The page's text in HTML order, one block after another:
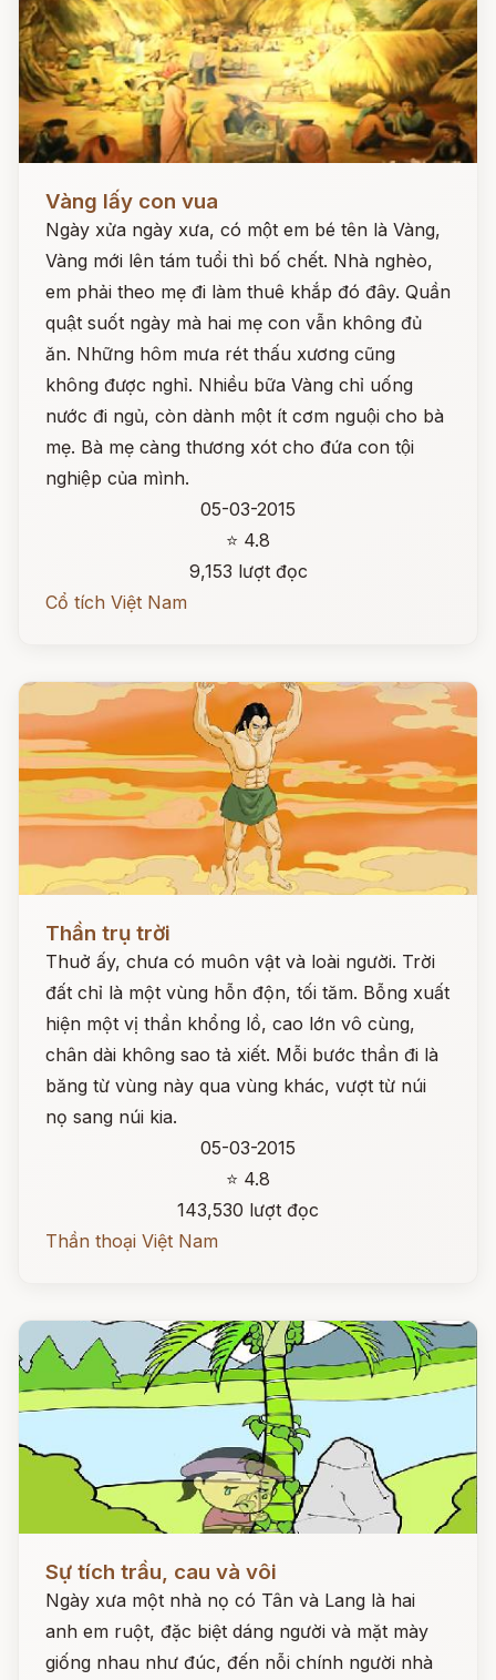
Vàng lấy con vua
Ngày xửa ngày xưa, có một em bé tên là Vàng,
Vàng mới lên tám tuổi thì bố chết. Nhà nghèo,
em phải theo mẹ đi làm thuê khắp đó đây. Quần
quật suốt ngày mà hai mẹ con vẫn không đủ
ăn. Những hôm mưa rét thấu xương cũng
không được nghỉ. Nhiều bữa Vàng chỉ uống
nước đi ngủ, còn dành một ít cơm nguội cho bà
mẹ. Bà mẹ càng thương xót cho đứa con tội
nghiệp của mình.
05-03-2015
⭐ 4.8
9,153 lượt đọc
Cổ tích Việt Nam
Đọc ngay
Thần trụ trời
Thuở ấy, chưa có muôn vật và loài người. Trời
đất chỉ là một vùng hỗn độn, tối tăm. Bỗng xuất
hiện một vị thần khổng lồ, cao lớn vô cùng,
chân dài không sao tả xiết. Mỗi bước thần đi là
băng từ vùng này qua vùng khác, vượt từ núi
nọ sang núi kia.
05-03-2015
⭐ 4.8
143,530 lượt đọc
Thần thoại Việt Nam
Sự tích trầu, cau và vôi
Ngày xưa một nhà nọ có Tân và Lang là hai
anh em ruột, đặc biệt dáng người và mặt mày
giống nhau như đúc, đến nỗi chính người nhà